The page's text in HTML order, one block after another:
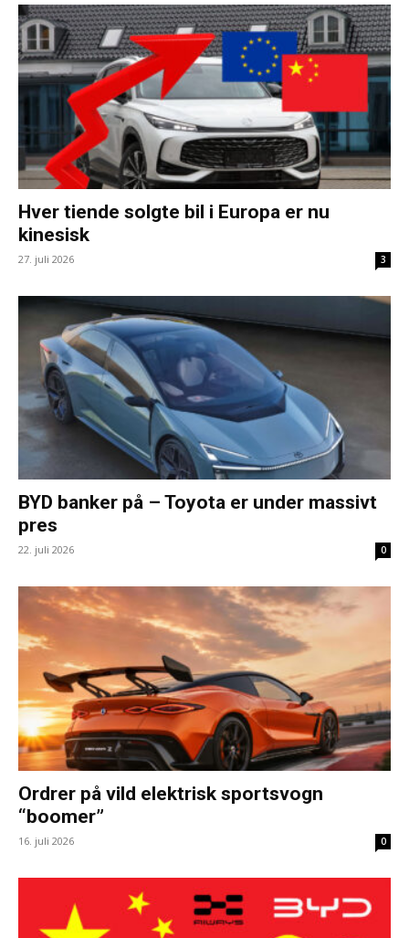
Hver tiende solgte bil i Europa er nu
kinesisk
27. juli 2026 3
BYD banker på – Toyota er under massivt
pres
22. juli 2026 0
Ordrer på vild elektrisk sportsvogn
“boomer”
16. juli 2026 0